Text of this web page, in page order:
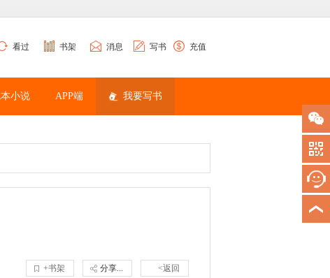
看过 书架 消息 写书 充值
小说 APP端 我要写书
<返回
分享...
+书架